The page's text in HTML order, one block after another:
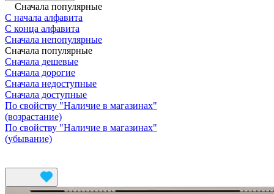
Сначала популярные
С начала алфавита
С конца алфавита
Сначала непопулярные
Сначала популярные
Сначала дешевые
Сначала дорогие
Сначала недоступные
Сначала доступные
По свойству "Наличие в магазинах"
(возрастание)
По свойству "Наличие в магазинах"
(убывание)